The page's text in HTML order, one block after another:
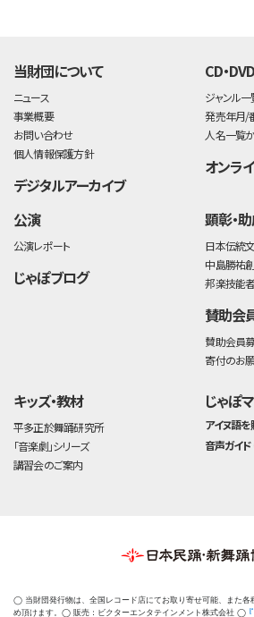
当財団について
ニュース
事業概要
お問い合わせ
個人情報保護方針
デジタルアーカイブ
CD・
ジャンル
発売年月/
人名一覧
オンラ
公演
公演レポート
じゃぽブログ
顕彰・
日本伝統
中島勝祐
邦楽技能
賛助会
賛助会員
寄付のお
キッズ・教材
平多正於舞踊研究所
「音楽劇」シリーズ
講習会のご案内
じゃぽ
アイヌ語
音声ガイド
◯ 当財団発行物は、全国レコード店にてお取り寄せ可能、また各
め頂けます。◯ 販売：ビクターエンタテインメント株式会社 ◯